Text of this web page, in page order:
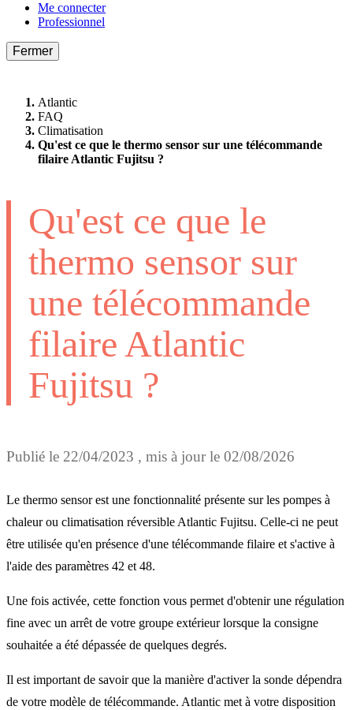
Me connecter
Professionnel
Fermer
Atlantic
FAQ
Climatisation
Qu'est ce que le thermo sensor sur une télécommande
filaire Atlantic Fujitsu ?
Qu'est ce que le
thermo sensor sur
une télécommande
filaire Atlantic
Fujitsu ?
Publié le 22/04/2023 , mis à jour le 02/08/2026
Le thermo sensor est une fonctionnalité présente sur les pompes à
chaleur ou climatisation réversible Atlantic Fujitsu. Celle-ci ne peut
être utilisée qu'en présence d'une télécommande filaire et s'active à
l'aide des paramètres 42 et 48.
Une fois activée, cette fonction vous permet d'obtenir une régulation
fine avec un arrêt de votre groupe extérieur lorsque la consigne
souhaitée a été dépassée de quelques degrés.
Il est important de savoir que la manière d'activer la sonde dépendra
de votre modèle de télécommande. Atlantic met à votre disposition